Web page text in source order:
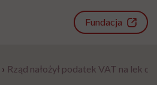
Fundacja
› Rząd nałożył podatek VAT na lek